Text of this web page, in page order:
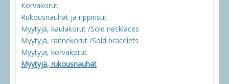
Korvakorut
Rukousnauhat ja rippiristit
Myytyjä, kaulakorut /Sold necklaces
Myytyjä, rannekorut /Sold bracelets
Myytyjä, korvakorut
Myytyjä, rukousnauhat